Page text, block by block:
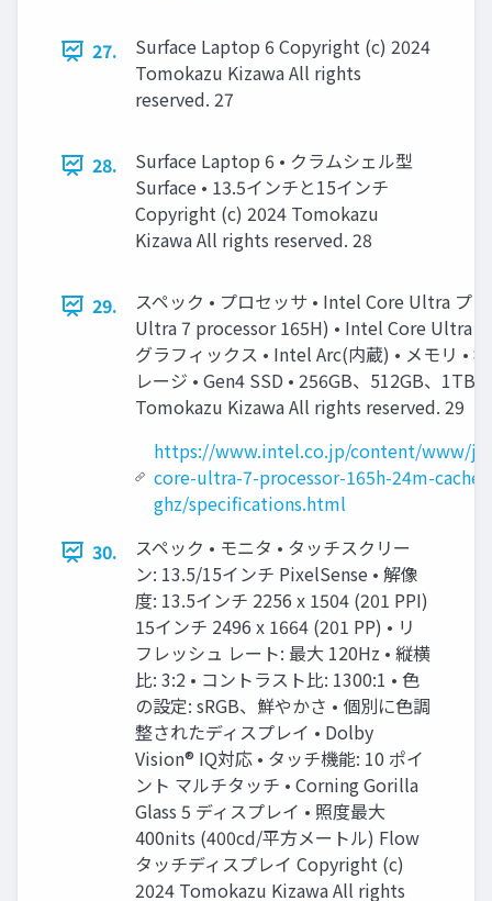
27.
Surface Laptop 6 Copyright (c) 2024
Tomokazu Kizawa All rights
reserved. 27
28.
Surface Laptop 6 • クラムシェル型
Surface • 13.5インチと15インチ
Copyright (c) 2024 Tomokazu
Kizawa All rights reserved. 28
29.
スペック • プロセッサ • Intel Core Ultra プ
Ultra 7 processor 165H) • Intel Core Ultra
グラフィックス • Intel Arc(内蔵) • メモリ •
レージ • Gen4 SSD • 256GB、512GB、
Tomokazu Kizawa All rights reserved. 29
https://www.intel.co.jp/content/www/
core-ultra-7-processor-165h-24m-
ghz/specifications.html
30.
スペック • モニタ • タッチスクリー
ン: 13.5/15インチ PixelSense • 解像
度: 13.5インチ 2256 x 1504 (201 PPI)
15インチ 2496 x 1664 (201 PP) • リ
フレッシュ レート: 最大 120Hz • 縦横
比: 3:2 • コントラスト比: 1300:1 • 色
の設定: sRGB、鮮やかさ • 個別に色調
整されたディスプレイ • Dolby
Vision® IQ対応 • タッチ機能: 10 ポイ
ント マルチタッチ • Corning Gorilla
Glass 5 ディスプレイ • 照度最大
400nits (400cd/平方メートル) Flow
タッチディスプレイ Copyright (c)
2024 Tomokazu Kizawa All rights